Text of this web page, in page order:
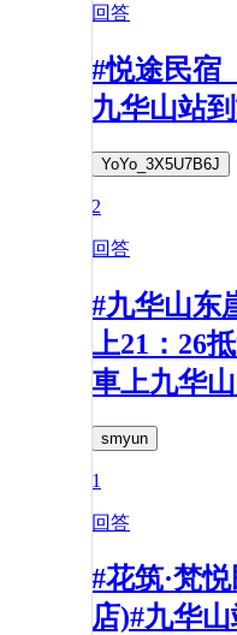
回答
#悦途民宿
九华山站
YoYo_3X5U7B6J
2
回答
#九华山东
上21：26
車上九华
smyun
1
回答
#花筑·梵
店)#九华